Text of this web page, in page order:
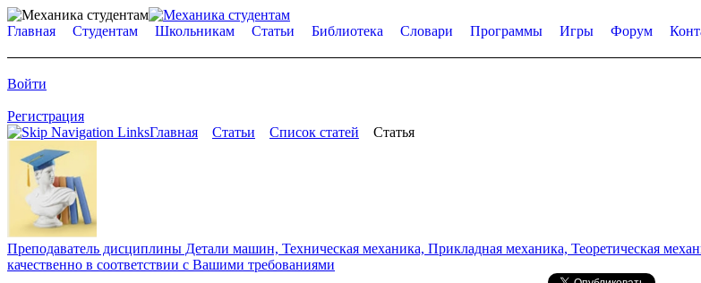
Главная Студентам Школьникам Статьи Библиотека Словари Программы Игры Форум
Войти
Регистрация
Главная
Статьи Список статей Статья
Преподаватель дисциплины Детали машин, Техническая механика, Прикладная механика, Теоретическая
качественно в соответствии с Вашими требованиями